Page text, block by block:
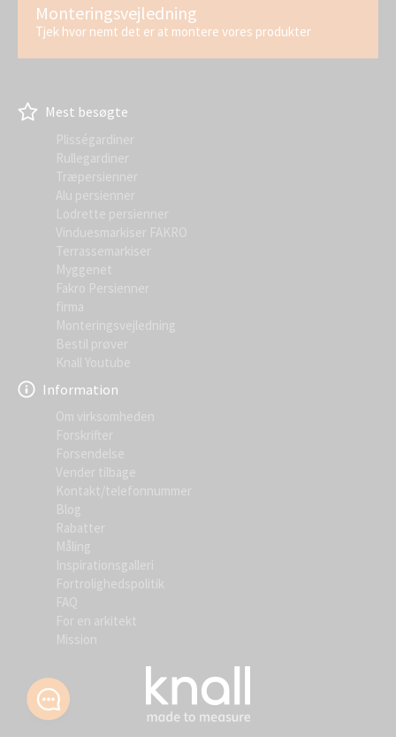
Monteringsvejledning
Tjek hvor nemt det er at montere vores produkter
Mest besøgte
Plisségardiner
Rullegardiner
Træpersienner
Alu persienner
Lodrette persienner
Vinduesmarkiser FAKRO
Terrassemarkiser
Myggenet
Fakro Persienner
firma
Monteringsvejledning
Bestil prøver
Knall Youtube
Information
Om virksomheden
Forskrifter
Forsendelse
Vender tilbage
Kontakt/telefonnummer
Blog
Rabatter
Måling
Inspirationsgalleri
Fortrolighedspolitik
FAQ
For en arkitekt
Mission